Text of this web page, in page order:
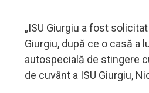
„ISU Giurgiu a fost
Giurgiu, după ce o casă a
autospecială de stingere
de cuvânt a ISU Giurgiu,